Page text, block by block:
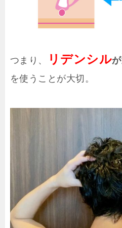
つまり、 リデンシル
を使うことが大切。